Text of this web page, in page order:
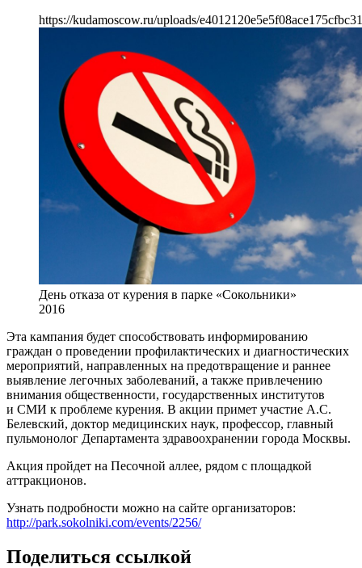
https://kudamoscow.ru/uploads/
День отказа от курения в парке «Сокольники»
2016
Эта кампания будет способствовать информированию
граждан о проведении профилактических и диагностических
мероприятий, направленных на предотвращение и раннее
выявление легочных заболеваний, а также привлечению
внимания общественности, государственных институтов
и СМИ к проблеме курения. В акции примет участие А.С.
Белевский, доктор медицинских наук, профессор, главный
пульмонолог Департамента здравоохранении города Москвы.
Акция пройдет на Песочной аллее, рядом с площадкой
аттракционов.
Узнать подробности можно на сайте организаторов:
http://park.sokolniki.com/events/2256/
Поделиться ссылкой